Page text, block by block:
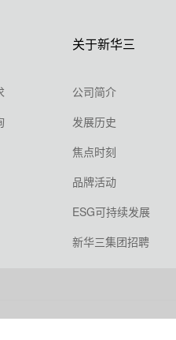
关于新华三
公司简介
发展历史
焦点时刻
品牌活动
ESG可持续发展
新华三集团招聘